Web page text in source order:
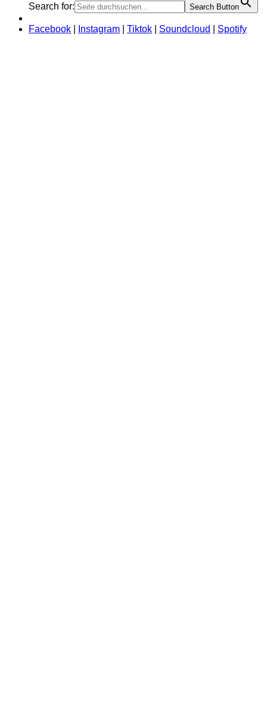
Search for: Search Button
Facebook Instagram Tiktok Soundcloud Spotify